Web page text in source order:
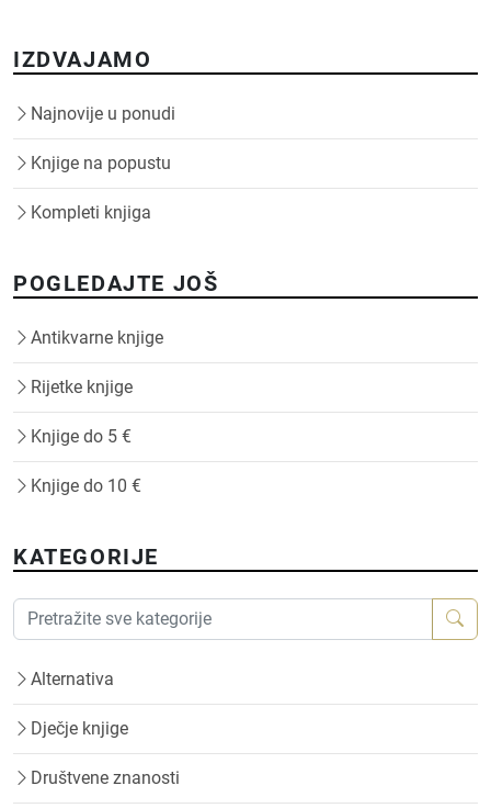
IZDVAJAMO
Najnovije u ponudi
Knjige na popustu
Kompleti knjiga
POGLEDAJTE JOŠ
Antikvarne knjige
Rijetke knjige
Knjige do 5 €
Knjige do 10 €
KATEGORIJE
Alternativa
Dječje knjige
Društvene znanosti